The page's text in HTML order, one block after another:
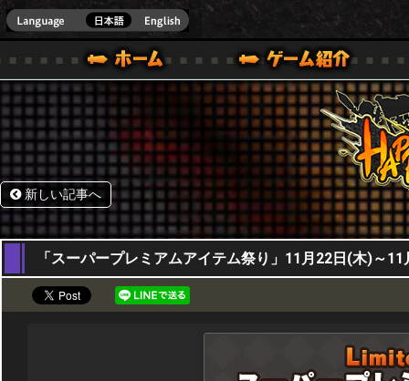
ONE VER.]
ガイド
ル｜HAPPY WARS(ハッピーウォーズ)公式サイト [ XBOX 360,XBOX ONE VER.]
サポート | HAPPY WARS(ハッピーウォーズ)公式サイ
新しい記事へ
22,11,2018
「スーパープレミアムアイテム祭り」11月22日(木)～